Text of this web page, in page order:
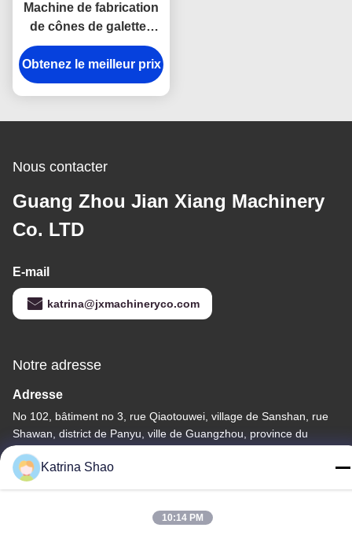
Machine de fabrication
de cônes de galettes
industrielles 380V 1,5kw
Pour la cuisson de la
crème glacée cône
Obtenez le meilleur prix
Nous contacter
Guang Zhou Jian Xiang Machinery
Co. LTD
E-mail
katrina@jxmachineryco.com
Notre adresse
Adresse
No 102, bâtiment no 3, rue Qiaotouwei, village de Sanshan, rue
Shawan, district de Panyu, ville de Guangzhou, province du
Guangdong, Chine
Télégramme
Katrina Shao
10:14 PM